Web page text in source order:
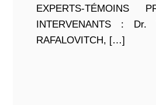
EXPERTS-TÉMOINS
INTERVENANTS : Dr.
RAFALOVITCH, […]